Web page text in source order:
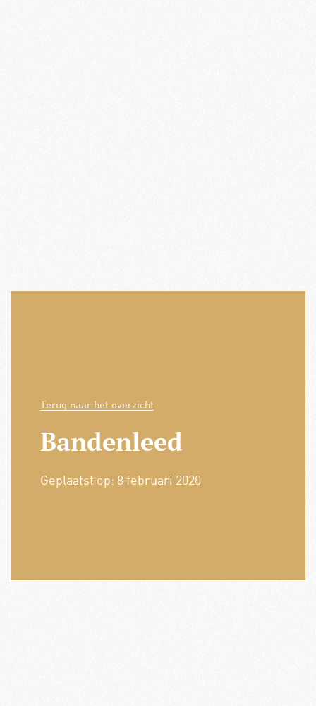
Terug naar het overzicht
Bandenleed
Geplaatst op: 8 februari 2020